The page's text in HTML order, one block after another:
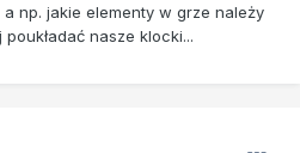
np. jakie elementy w grze należy
nasze klocki...